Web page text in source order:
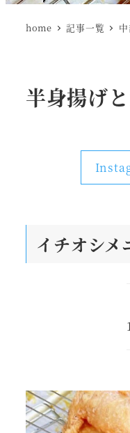
home 記事一覧
半身揚げ
イチオシメ